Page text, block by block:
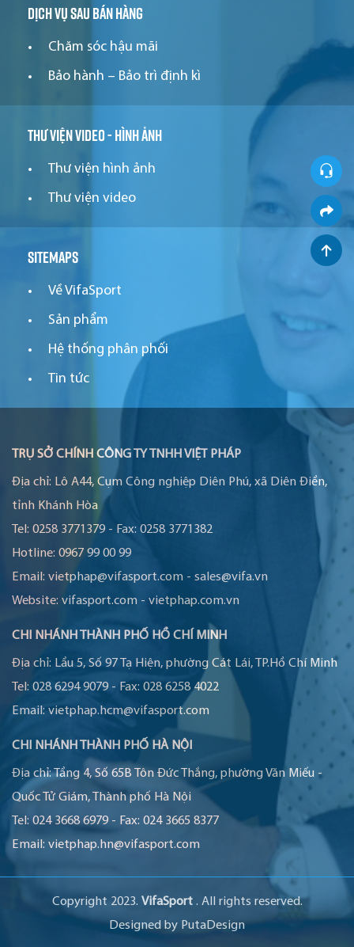
Dịch vụ sau bán hàng
Chăm sóc hậu mãi
Bảo hành – Bảo trì định kì
Thư viện video - hình ảnh
Thư viện hình ảnh
Thư viện video
Sitemaps
Về VifaSport
Sản phẩm
Hệ thống phân phối
Tin tức
TRỤ SỞ CHÍNH CÔNG TY TNHH VIỆT PHÁP
Địa chỉ: Lô A44, Cụm Công nghiệp Diên Phú, xã Diên Điền,
tỉnh Khánh Hòa
Tel: 0258 3771379 - Fax: 0258 3771382
Hotline: 0967 99 00 99
Email: vietphap@vifasport.com - sales@vifa.vn
Website: vifasport.com - vietphap.com.vn
CHI NHÁNH THÀNH PHỐ HỒ CHÍ MINH
Địa chỉ: Lầu 5, Số 97 Tạ Hiện, phường Cát Lái, TP.Hồ Chí Minh
Tel: 028 6294 9079- Fax: 028 6258 4022
Email: vietphap.hcm@vifasport.com
CHI NHÁNH THÀNH PHỐ HÀ NỘI
Địa chỉ:Tầng 4, Số 65B Tôn Đức Thắng, phường Văn Miếu -
Quốc Tử Giám, Thành phố Hà Nội
Tel: 024 3668 6979- Fax: 024 3665 8377
Email: vietphap.hn@vifasport.com
Copyright 2023. VifaSport . All rights reserved.
Designed by PutaDesign